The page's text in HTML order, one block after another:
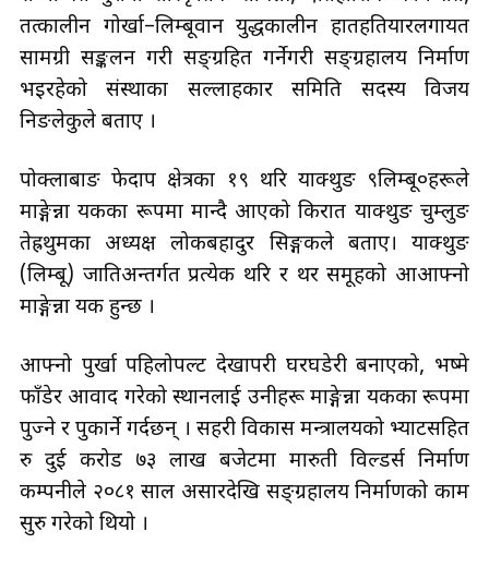
तत्कालीन गोर्खा–लिम्बूवान युद्धकालीन हातहतियारलगायत
सामग्री सङ्कलन गरी सङ्ग्रहित गर्नेगरी सङ्ग्रहालय निर्माण
भइरहेको संस्थाका सल्लाहकार समिति सदस्य विजय
निङलेकुले बताए ।
पोक्लाबाङ फेदाप क्षेत्रका १९ थरि याक्थुङ ९लिम्बू०हरूले
माङ्गेन्ना यकका रूपमा मान्दै आएको किरात याक्थुङ चुम्लुङ
तेह्रथुमका अध्यक्ष लोकबहादुर सिङ्गकले बताए। याक्थुङ
(लिम्बू) जातिअन्तर्गत प्रत्येक थरि र थर समूहको आआफ्नो
माङ्गेन्ना यक हुन्छ ।
आफ्नो पुर्खा पहिलोपल्ट देखापरी घरघडेरी बनाएको, भष्मे
फाँडेर आवाद गरेको स्थानलाई उनीहरू माङ्गेन्ना यकका रूपमा
पुज्ने र पुकार्ने गर्दछन् । सहरी विकास मन्त्रालयको भ्याटसहित
रु दुई करोड ७३ लाख बजेटमा मारुती विल्डर्स निर्माण
कम्पनीले २०८१ साल असारदेखि सङ्ग्रहालय निर्माणको काम
सुरु गरेको थियो ।